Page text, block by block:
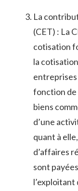
La
(CET) : La
cotisation
la
entreprises
fonction de
biens
d’une‌
quant à⁢
⁣d’affaires⁤
sont
l’exploitant